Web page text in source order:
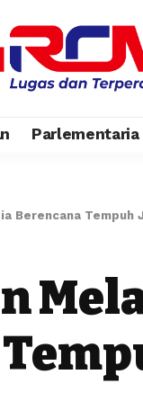
Parlementaria
Berencana Tempuh